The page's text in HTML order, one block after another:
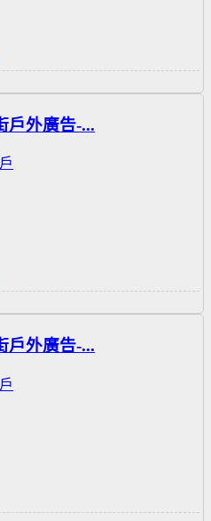
戶外廣告-...
戶外廣告-...